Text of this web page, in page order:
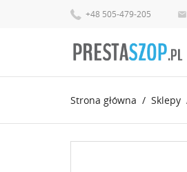
+48 505-479-205 
Strona główna Sklepy